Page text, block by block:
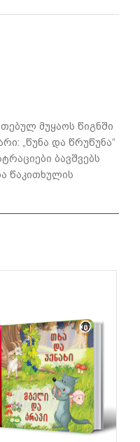
მუყაოს წიგნში
„წუნა და წრუწუნა“
ბავშვებს
წაკითხულის